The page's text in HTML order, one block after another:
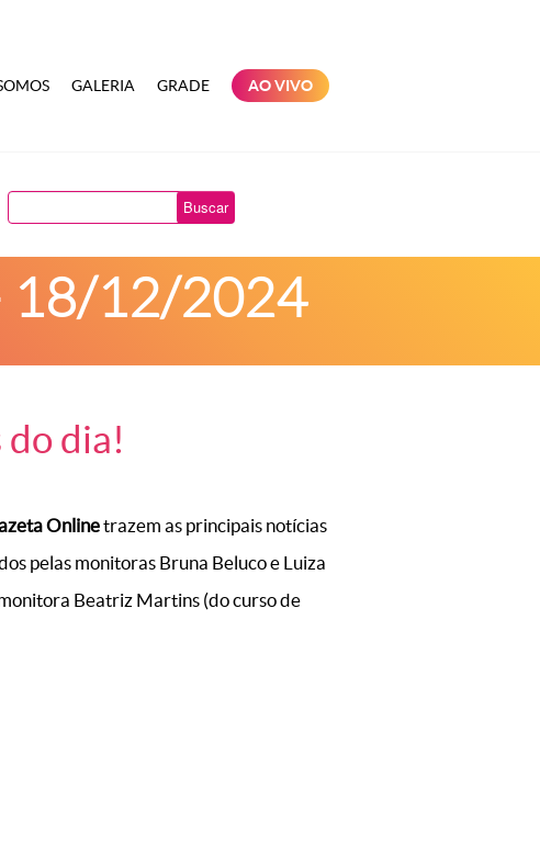
GALERIA GRADE AO VIVO
Buscar
18/12/2024
dia!
Onlinetrazem as principais notícias
pelas monitoras Bruna Beluco e Luiza
Beatriz Martins (do curso de